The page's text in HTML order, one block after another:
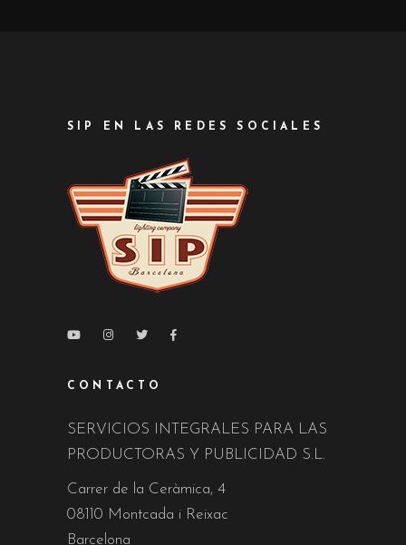
SIP EN LAS REDES SOCIALES
CONTACTO
SERVICIOS INTEGRALES PARA LAS
PRODUCTORAS Y PUBLICIDAD S.L.
Carrer de la Ceràmica, 4
08110 Montcada i Reixac
Barcelona